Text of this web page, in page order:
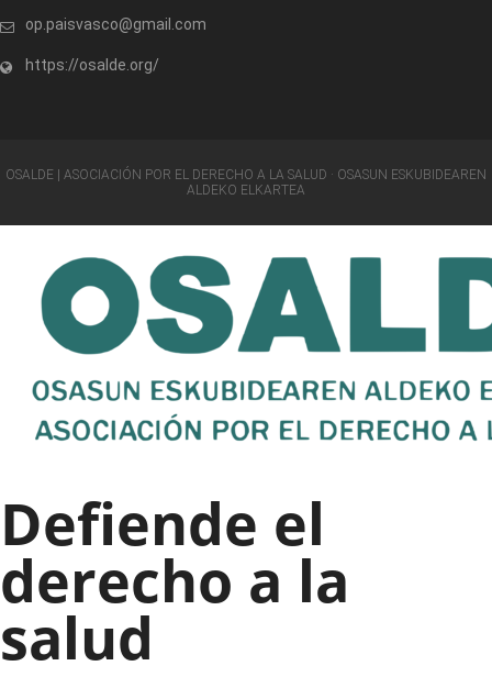
op.paisvasco@gmail.com
https://osalde.org/
OSALDE | ASOCIACIÓN POR EL DERECHO A LA SALUD · OSASUN ESKUBIDEAREN
ALDEKO ELKARTEA
Defiende el
derecho a la
salud